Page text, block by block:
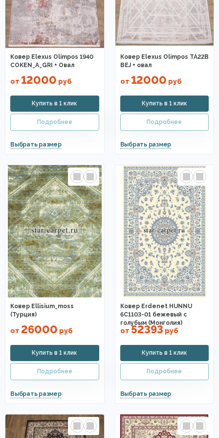
Ковер Elexus Olimpos 1940
COKEN_A_GRI + Овал
от 12000 руб
Ковер Elexus Olimpos TA22B
BEJ + овал
от 12000 руб
Ковер Ellisium_moss
(Турция)
от 26000 руб
Ковер Erdenet HUNNU
6C1103-01 бежевый с
голубым (Монголия)
от 52393 руб